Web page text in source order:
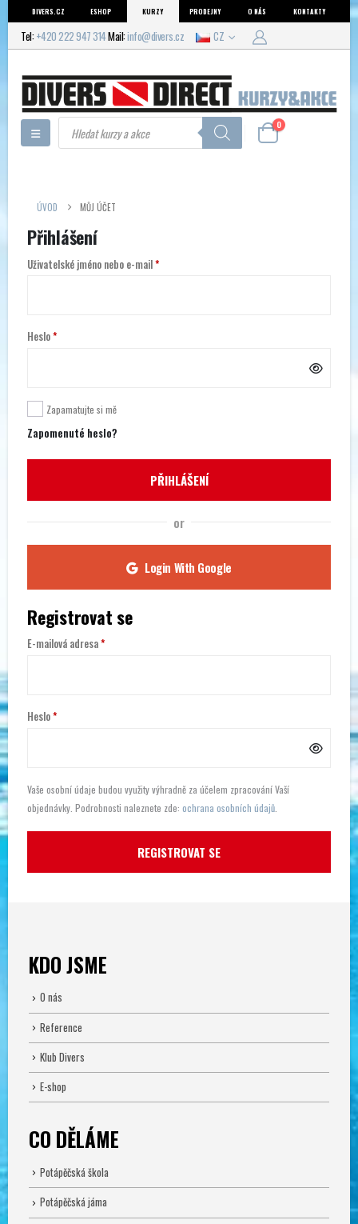
DIVERS.CZ ESHOP KURZY PRODEJNY O NÁS KONTAKTY
Tel: +420 222 947 314Mail:info@divers.cz CZ
Products
search 0
ÚVOD MŮJ ÚČET
Přihlášení
Uživatelské jméno nebo e-mail*Povinné
Heslo*Povinné
Zapamatujte si mě
Zapomenuté heslo?
PŘIHLÁŠENÍ
or
Login With Google
Registrovat se
E-mailová adresa*Povinné
Heslo*Povinné
Vaše osobní údaje budou využity výhradně za účelem zpracování Vaší
objednávky. Podrobnosti naleznete zde: ochrana osobních údajů
REGISTROVAT SE
KDO JSME
O nás
Reference
Klub Divers
E-shop
CO DĚLÁME
Potápěčská škola
Potápěčská jáma